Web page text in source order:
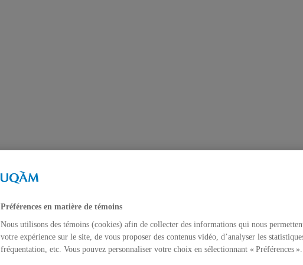
Préférences en matière de témoins
Nous utilisons des témoins (cookies) afin de collecter des informations qui nous
votre expérience sur le site, de vous proposer des contenus vidéo, d’analyser les
fréquentation, etc. Vous pouvez personnaliser votre choix en sélectionnant « Préférences ».